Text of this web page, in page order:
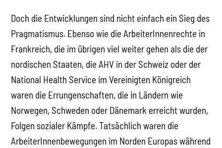
Doch die Entwicklungen sind nicht einfach ein Sieg des
Pragmatismus. Ebenso wie die ArbeiterInnenrechte in
Frankreich, die im übrigen viel weiter gehen als die der
nordischen Staaten, die AHV in der Schweiz oder der
National Health Service im Vereinigten Königreich
waren die Errungenschaften, die in Ländern wie
Norwegen, Schweden oder Dänemark erreicht wurden,
Folgen sozialer Kämpfe. Tatsächlich waren die
ArbeiterInnenbewegungen im Norden Europas während